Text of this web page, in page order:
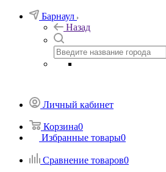
Барнаул
Назад
Личный кабинет
Корзина0
Избранные товары0
Сравнение товаров0